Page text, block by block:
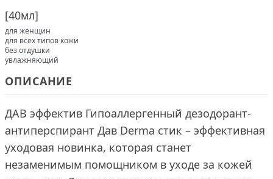
[40мл]
для женщин
для всех типов кожи
без отдушки
увлажняющий
ОПИСАНИЕ
ДАВ эффектив Гипоаллергенный дезодорант-
антиперспирант Дав Derma стик – эффективная
уходовая новинка, которая станет
незаменимым помощником в уходе за кожей